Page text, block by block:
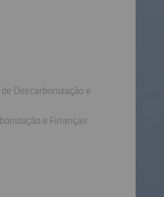
Descarbonização e
e Finanças